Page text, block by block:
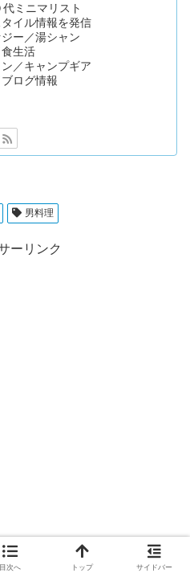
ミニマリスト
イル情報を発信
ー／湯シャン
生活
／キャンプギア
ログ情報
男料理
ーリンク
目次へ トップ サイドバー